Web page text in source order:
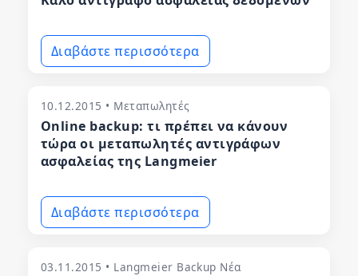
Διαβάστε περισσότερα
10.12.2015 • Μεταπωλητές
Online backup: τι πρέπει να κάνουν
τώρα οι μεταπωλητές αντιγράφων
ασφαλείας της Langmeier
Διαβάστε περισσότερα
03.11.2015 • Langmeier Backup Νέα